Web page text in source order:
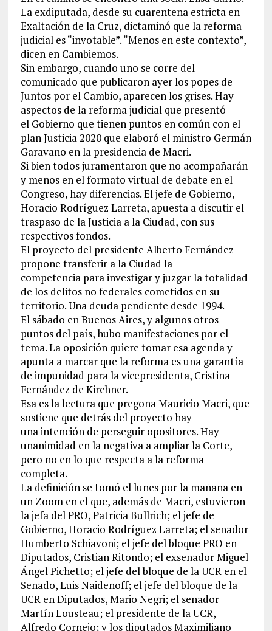
La exdiputada, desde su cuarentena estricta en
Exaltación de la Cruz, dictaminó que la reforma
judicial es “invotable”. “Menos en este contexto”,
dicen en Cambiemos.
Sin embargo, cuando uno se corre del
comunicado que publicaron ayer los popes de
Juntos por el Cambio, aparecen los grises. Hay
aspectos de la reforma judicial que presentó
el Gobierno que tienen puntos en común con el
plan Justicia 2020 que elaboró el ministro Germán
Garavano en la presidencia de Macri.
Si bien todos juramentaron que no acompañarán
y menos en el formato virtual de debate en el
Congreso, hay diferencias. El jefe de Gobierno,
Horacio Rodríguez Larreta, apuesta a discutir el
traspaso de la Justicia a la Ciudad, con sus
respectivos fondos.
El proyecto del presidente Alberto Fernández
propone transferir a la Ciudad la
competencia para investigar y juzgar la totalidad
de los delitos no federales cometidos en su
territorio. Una deuda pendiente desde 1994.
El sábado en Buenos Aires, y algunos otros
puntos del país, hubo manifestaciones por el
tema. La oposición quiere tomar esa agenda y
apunta a marcar que la reforma es una garantía
de impunidad para la vicepresidenta, Cristina
Fernández de Kirchner.
Esa es la lectura que pregona Mauricio Macri, que
sostiene que detrás del proyecto hay
una intención de perseguir opositores. Hay
unanimidad en la negativa a ampliar la Corte,
pero no en lo que respecta a la reforma
completa.
La definición se tomó el lunes por la mañana en
un Zoom en el que, además de Macri, estuvieron
la jefa del PRO, Patricia Bullrich; el jefe de
Gobierno, Horacio Rodríguez Larreta; el senador
Humberto Schiavoni; el jefe del bloque PRO en
Diputados, Cristian Ritondo; el exsenador Miguel
Ángel Pichetto; el jefe del bloque de la UCR en el
Senado, Luis Naidenoff; el jefe del bloque de la
UCR en Diputados, Mario Negri; el senador
Martín Lousteau; el presidente de la UCR,
Alfredo Cornejo; y los diputados Maximiliano